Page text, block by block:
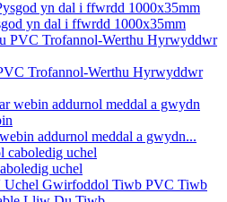
yn dal i ffwrdd 1000x35mm
Trofannol-Werthu Hyrwyddwr
addurnol meddal a gwydn...
uchel